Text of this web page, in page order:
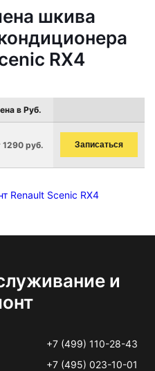
шкива
RX4
в Руб.
1290 руб. Записаться
Renault Scenic RX4
и
+7 (499) 110-28-43
+7 (495) 023-10-01